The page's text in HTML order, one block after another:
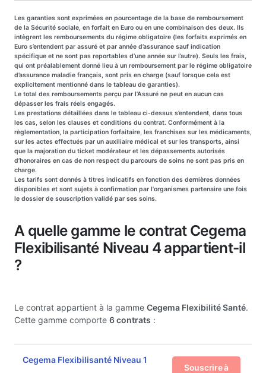
Les garanties sont exprimées en pourcentage de la base de remboursement
de la Sécurité sociale, en forfait en Euro ou en une combinaison des deux. Ils
intègrent les remboursements du régime obligatoire (les forfaits exprimés en
Euro s’entendent par assuré et par année d’assurance sauf indication
spécifique et ne sont pas reportables d’une année sur l’autre). Seuls les frais,
qui ont préalablement donné lieu à un remboursement par le régime obligatoire
d’assurance maladie français, sont pris en charge (sauf lorsque cela est
explicitement mentionné dans le tableau de garanties).
Le total des remboursements perçu par l’Assuré ne peut en aucun cas
dépasser les frais réels engagés.
Les prestations détaillées dans le tableau ci-dessus s’entendent, dans tous
les cas, selon les clauses et conditions du contrat. Conformément à la
règlementation, la participation forfaitaire, les franchises sur les médicaments,
sur les actes effectués par un auxiliaire médical et sur les transports, ainsi
que la majoration du ticket modérateur et les dépassements autorisés
d’honoraires en cas de non respect du parcours de soins ne sont pas pris en
charge.
Les tarifs sont donnés à titres indicatifs en fonction des dernières données
disponibles et sont sujets à confirmation par l'organismes partenaire une fois
le dossier de souscription validé par ses soins.
A quelle gamme le contrat Cegema
Flexibilisanté Niveau 4 appartient-il
?
Le contrat appartient à la gamme Cegema Flexibilité Santé.
Cette gamme comporte 6 contrats :
Cegema Flexibilisanté Niveau 1
Souscrire à